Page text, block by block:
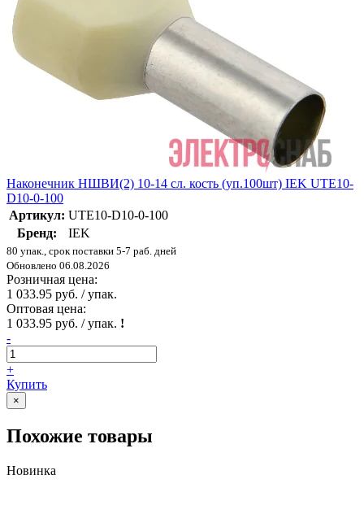
Наконечник НШВИ(2) 10-14 сл. кость (уп.100шт) IEK UTE10-
D10-0-100
Артикул: UTE10-D10-0-100
Бренд:
IEK
80 упак., срок поставки 5-7 раб. дней
Обновлено 06.08.2026
Розничная цена:
1 033.95 руб. / упак.
Оптовая цена:
1 033.95 руб. / упак. !
-
+
Купить
×
Похожие товары
Новинка